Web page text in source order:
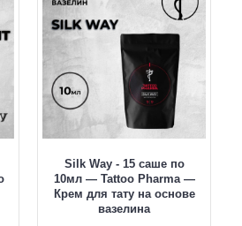
Silk Way - 15 саше по
10мл — Tattoo Pharma —
Крем для тату на основе
вазелина